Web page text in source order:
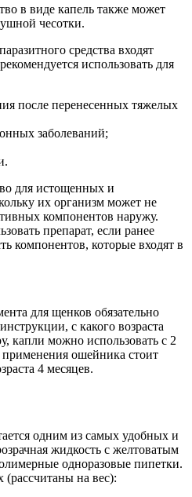
в виде капель также может
ушной чесотки.
средства входят
использовать для
после перенесенных тяжелых
заболеваний;
для истощенных и
их организм может не
компонентов наружу.
препарат, если ранее
компонентов, которые входят в
для щенков обязательно
с какого возраста
капли можно использовать с 2
применения ошейника стоит
4 месяцев.
одним из самых удобных и
жидкость с желтоватым
одноразовые пипетки.
(рассчитаны на вес):